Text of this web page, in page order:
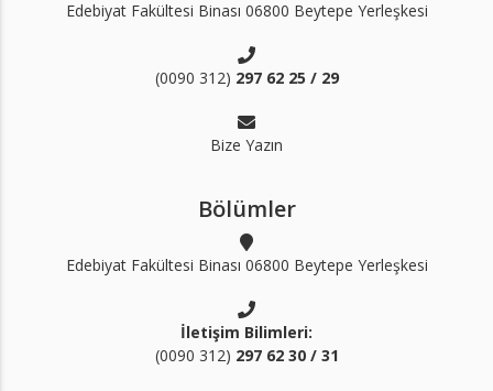
Edebiyat Fakültesi Binası 06800 Beytepe Yerleşkesi
(0090 312) 297 62 25 / 29
Bize Yazın
Bölümler
Edebiyat Fakültesi Binası 06800 Beytepe Yerleşkesi
İletişim Bilimleri:
(0090 312) 297 62 30 / 31